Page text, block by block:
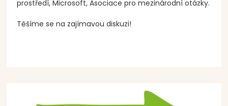
prostředí, Microsoft, Asociace pro mezinárodní otázky.
Těšíme se na zajímavou diskuzi!